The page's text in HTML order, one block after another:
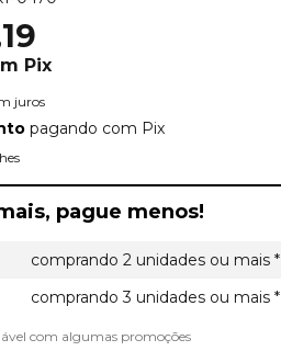
Pix
juros
pagando com Pix
pague menos!
comprando 2 unidades ou mais *
comprando 3 unidades ou mais *
com algumas promoções